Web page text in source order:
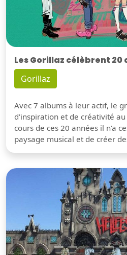
Les Gorillaz célèbrent
Gorillaz
Avec 7 albums à leur actif, le
d'inspiration et de créativité
cours de ces 20 années il n'a
paysage musical et de créer